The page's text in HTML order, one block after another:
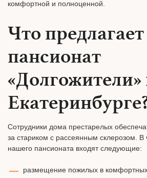
комфортной и полноценной.
Что предлагает
пансионат
«Долгожители»
Сотрудники дома престарелых
за стариком с рассеянным склерозом. В
нашего пансионата входят следующие:
размещение пожилых в